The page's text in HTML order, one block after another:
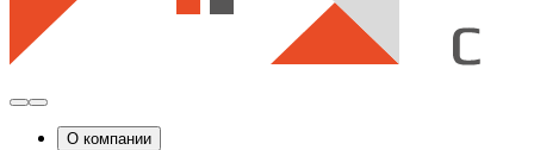
О компании